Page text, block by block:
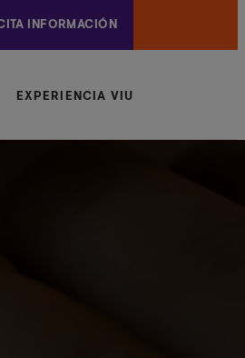
INFORMACIÓN
EXPERIENCIA VIU